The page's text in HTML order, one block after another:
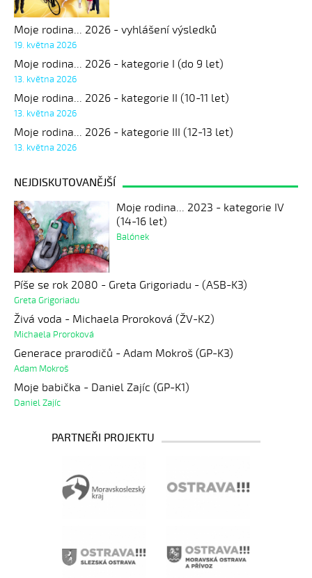
Moje rodina... 2026 - vyhlášení výsledků
19. května 2026
Moje rodina... 2026 - kategorie I (do 9 let)
13. května 2026
Moje rodina... 2026 - kategorie II (10-11 let)
13. května 2026
Moje rodina... 2026 - kategorie III (12-13 let)
13. května 2026
NEJDISKUTOVANĚJŠÍ
Moje rodina... 2023 - kategorie IV
(14-16 let)
Balónek
Píše se rok 2080 - Greta Grigoriadu - (ASB-K3)
Greta Grigoriadu
Živá voda - Michaela Proroková (ŽV-K2)
Michaela Proroková
Generace prarodičů - Adam Mokroš (GP-K3)
Adam Mokroš
Moje babička - Daniel Zajíc (GP-K1)
Daniel Zajíc
PARTNEŘI PROJEKTU